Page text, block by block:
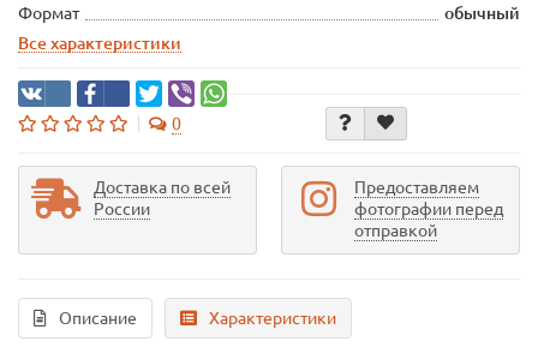
Формат
обычный
Все характеристики
0
Доставка по всей
России
Предоставляем
фотографии перед
отправкой
Описание Характеристики